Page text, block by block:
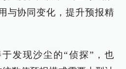
与协同变化，提升预报精
发现沙尘的“侦探”，也